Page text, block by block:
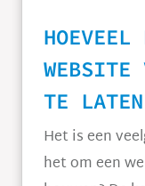
HOEVEEL
TE LATEN
Het is een
het om een